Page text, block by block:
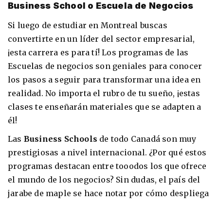
+30 Summer English for Professionals en
Melbourne
Business School o Escuela de Negocios
Si luego de estudiar en Montreal buscas
convertirte en un líder del sector empresarial,
¡esta carrera es para tí! Los programas de las
Escuelas de negocios son geniales para conocer
los pasos a seguir para transformar una idea en
realidad. No importa el rubro de tu sueño, ¡estas
clases te enseñarán materiales que se adapten a
él!
Las Business Schools de todo Canadá son muy
prestigiosas a nivel internacional. ¿Por qué estos
programas destacan entre tooodos los que ofrece
el mundo de los negocios? Sin dudas, el país del
jarabe de maple se hace notar por cómo despliega